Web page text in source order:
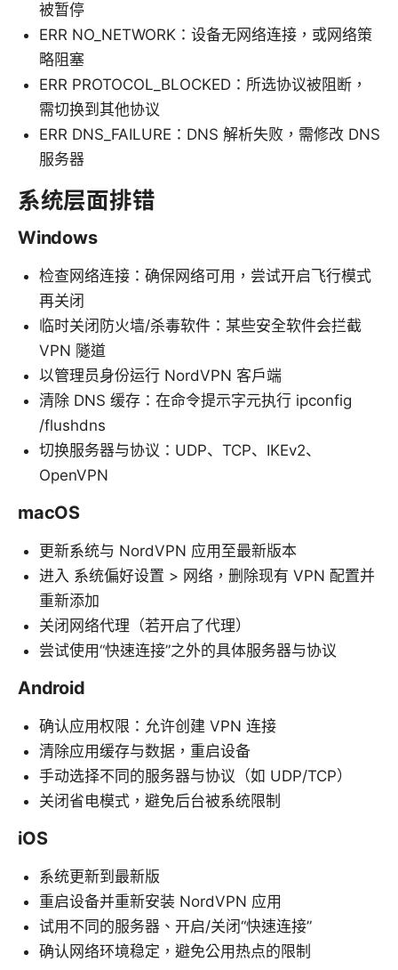
被暂停
ERR NO_NETWORK：设备无网络连接，或网络策
略阻塞
ERR PROTOCOL_BLOCKED：所选协议被阻断，
需切换到其他协议
ERR DNS_FAILURE：DNS 解析失败，需修改 DNS
服务器
系统层面排错
Windows
检查网络连接：确保网络可用，尝试开启飞行模式
再关闭
临时关闭防火墙/杀毒软件：某些安全软件会拦截
VPN 隧道
以管理员身份运行 NordVPN 客户端
清除 DNS 缓存：在命令提示字元执行 ipconfig
/flushdns
切换服务器与协议：UDP、TCP、IKEv2、
OpenVPN
macOS
更新系统与 NordVPN 应用至最新版本
进入 系统偏好设置 > 网络，删除现有 VPN 配置并
重新添加
关闭网络代理（若开启了代理）
尝试使用“快速连接”之外的具体服务器与协议
Android
确认应用权限：允许创建 VPN 连接
清除应用缓存与数据，重启设备
手动选择不同的服务器与协议（如 UDP/TCP）
关闭省电模式，避免后台被系统限制
iOS
系统更新到最新版
重启设备并重新安装 NordVPN 应用
试用不同的服务器、开启/关闭“快速连接”
确认网络环境稳定，避免公用热点的限制